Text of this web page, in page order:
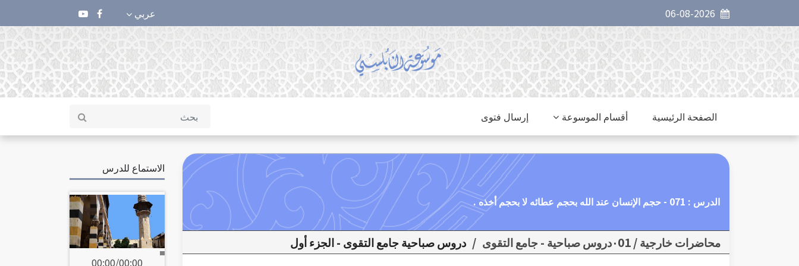
عربي
الصفحة الرئيسية أقسام الموسوعة إرسال فتوى
الدرس : 071 - حجم الإنسان عند الله بحجم عطائه لا بحجم أخذه .
محاضرات خارجية / ٠01دروس صباحية - جامع التقوى / دروس صباحية جامع التقوى - الجزء أول
الاستماع للدرس
00:00/00:00